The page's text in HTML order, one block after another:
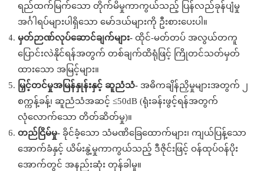
ရည်ထက်မြက်သော တိုက်မိမှုကာကွယ်သည့် ပြန်လည်ခုန်ပျံမှု
အင်္ဂါရပ်များပါရှိသော မော်ဒယ်များကို ဦးစားပေးပါ။
မှတ်ဉာဏ်လုပ်ဆောင်ချက်များ- ထိုင်-မတ်တပ် အလွယ်တကူ
ပြောင်းလဲနိုင်ရန်အတွက် တစ်ချက်ထိရုံဖြင့် ကြိုတင်သတ်မှတ်
ထားသော အမြင့်များ။
မြှင့်တင်မှုအမြန်နှုန်းနှင့် ဆူညံသံ- အဓိကချိန်ညှိမှုများအတွက် ၂
စက္ကန့်ခန့်၊ ဆူညံသံအဆင့် ≤50dB (ရုံးခန်းဖွင့်ရန်အတွက်
လုံလောက်သော တိတ်ဆိတ်မှု)။
တည်ငြိမ်မှု- ခိုင်ခံ့သော သံမဏိခြေထောက်များ၊ ကျယ်ပြန့်သော
အောက်ခံနှင့် ယိမ်းနွဲ့မှုကာကွယ်သည့် ဒီဇိုင်းဖြင့် ဝန်ထုပ်ဝန်ပိုး
အောက်တွင် အနည်းဆုံး တုန်ခါမှု။